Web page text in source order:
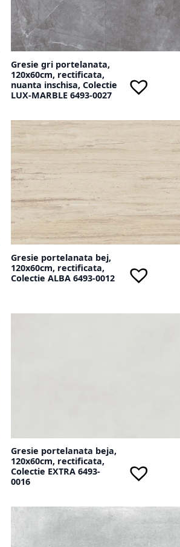
Gresie gri portelanata,
120x60cm, rectificata,
nuanta inschisa, Colectie
LUX-MARBLE 6493-0027
Gresie portelanata bej,
120x60cm, rectificata,
Colectie ALBA 6493-0012
Gresie portelanata beja,
120x60cm, rectificata,
Colectie EXTRA 6493-
0016